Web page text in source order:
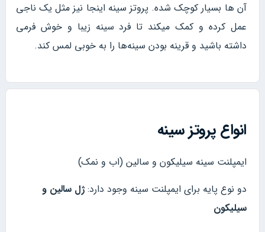
آن ها بسیار کوچک شده. پروتز سینه اینجا نیز مثل یک ناجی
عمل کرده و کمک میکند تا فرد سینه زیبا و خوش فرمی
داشته باشید و قرینه بودن سینه‌ها را به خوبی لمس کند.
انواع پروتز سینه
ایمپلنت سینه سیلیکون و سالین (اب و نمک)
دو نوع پایه برای ایمپلنت سینه وجود دارد:ژل سالین و
سیلیکون